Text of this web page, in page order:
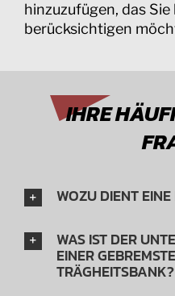
hinzuzufügen, das
berücksichtigen
IHRE
WOZU DIENT
WAS IST DER
EINER
TRÄGHEITSBANK?